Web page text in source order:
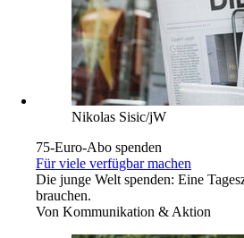
Nikolas Sisic/jW
75-Euro-Abo spenden
Für viele verfügbar machen
Die junge Welt spenden: Eine
brauchen.
Von Kommunikation & Aktion